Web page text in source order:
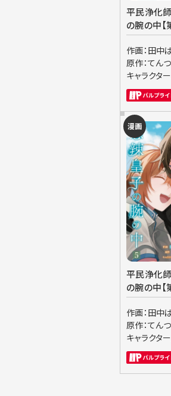
平民浄化
の腕の中【
作画：田中
原作：てん
キャラクタ
漫画
平民浄化
の腕の中【
作画：田中
原作：てん
キャラクタ